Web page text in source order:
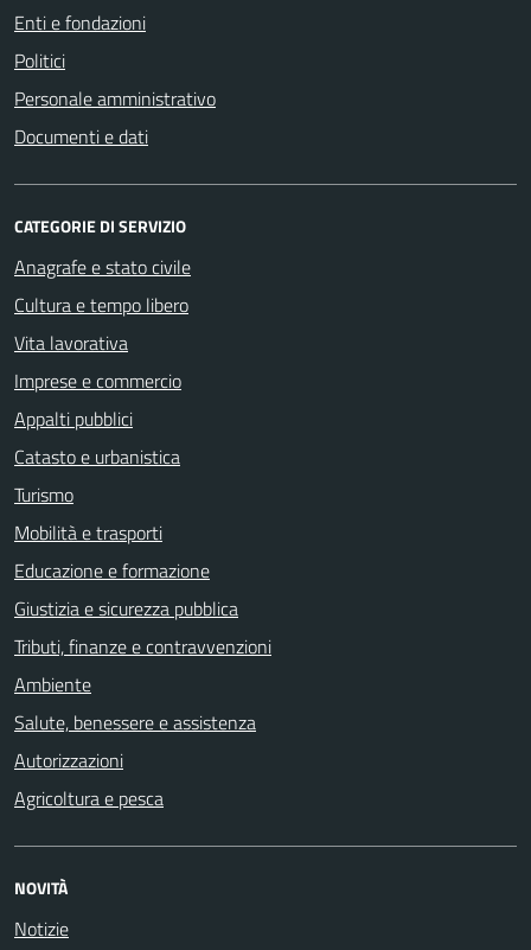
Enti e fondazioni
Politici
Personale amministrativo
Documenti e dati
CATEGORIE DI SERVIZIO
Anagrafe e stato civile
Cultura e tempo libero
Vita lavorativa
Imprese e commercio
Appalti pubblici
Catasto e urbanistica
Turismo
Mobilità e trasporti
Educazione e formazione
Giustizia e sicurezza pubblica
Tributi, finanze e contravvenzioni
Ambiente
Salute, benessere e assistenza
Autorizzazioni
Agricoltura e pesca
NOVITÀ
Notizie